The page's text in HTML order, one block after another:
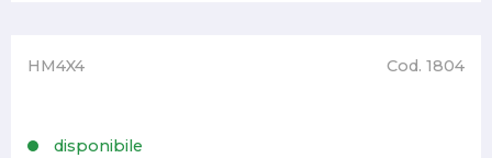
HM4X4 Cod. 1804
disponibile